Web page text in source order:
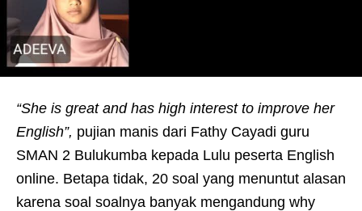
“She is great and has high interest to improve her
English”, pujian manis dari Fathy Cayadi guru
SMAN 2 Bulukumba kepada Lulu peserta English
online. Betapa tidak, 20 soal yang menuntut alasan
karena soal soalnya banyak mengandung why